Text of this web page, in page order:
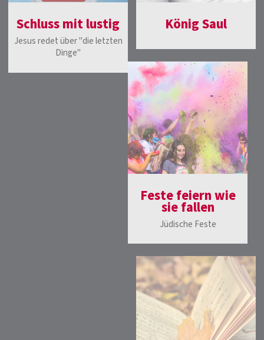
Schluss mit lustig
Jesus redet über "die letzten
Dinge"
König Saul
Feste feiern wie
sie fallen
Jüdische Feste